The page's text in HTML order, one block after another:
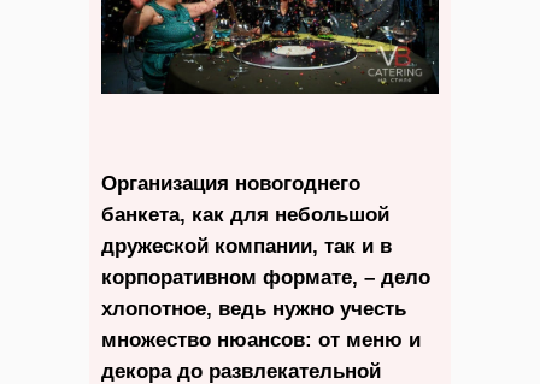
Организация новогоднего
банкета, как для небольшой
дружеской компании, так и в
корпоративном формате, – дело
хлопотное, ведь нужно учесть
множество нюансов: от меню и
декора до развлекательной